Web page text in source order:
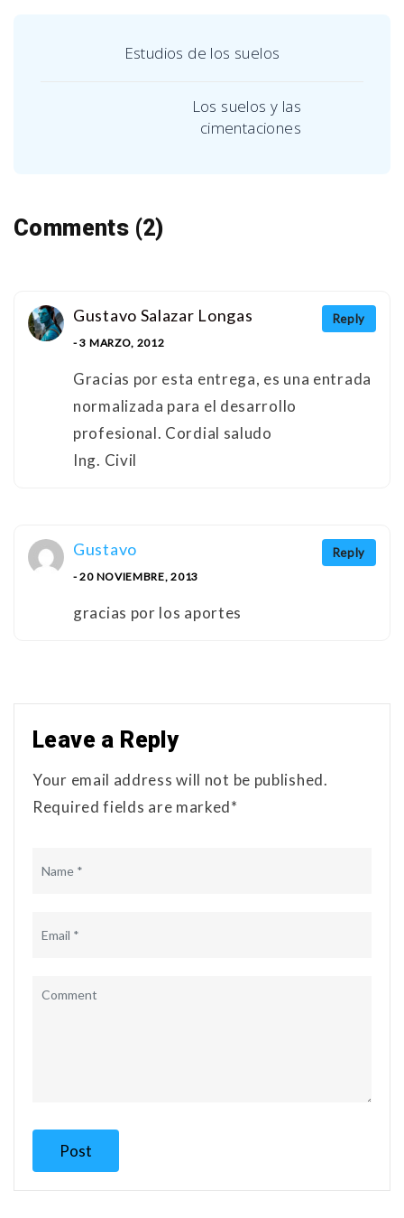
Estudios de los suelos
Los suelos y las
cimentaciones
Comments (2)
Reply
Gustavo Salazar Longas
- 3 MARZO, 2012
Gracias por esta entrega, es una entrada
normalizada para el desarrollo
profesional. Cordial saludo
Ing. Civil
Reply
Gustavo
- 20 NOVIEMBRE, 2013
gracias por los aportes
Leave a Reply
Your email address will not be published.
Required fields are marked*